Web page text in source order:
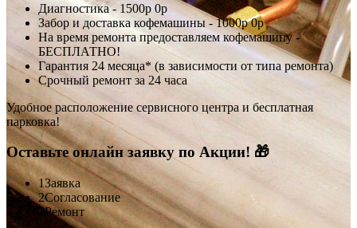
Диагностика - 1500р 0р
Забор и доставка кофемашины -1000р0р
На время ремонта предоставляем кофемашину -
БЕСПЛАТНО!
Гарантия 24 месяца* (в зависимости от типа ремонта)
Срочный ремонт за 24 часа
Удобное расположение сервисного центра и бесплатная
парковка!
Оставьте онлайн заявку по Акции! 🎁
1Заявка
2Согласование
3Ремонт